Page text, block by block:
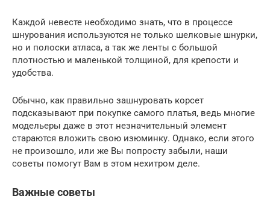
Каждой невесте необходимо знать, что в процессе
шнурования используются не только шелковые шнурки,
но и полоски атласа, а так же ленты с большой
плотностью и маленькой толщиной, для крепости и
удобства.
Обычно, как правильно зашнуровать корсет
подсказывают при покупке самого платья, ведь многие
модельеры даже в этот незначительный элемент
стараются вложить свою изюминку. Однако, если этого
не произошло, или же Вы попросту забыли, наши
советы помогут Вам в этом нехитром деле.
Важные советы